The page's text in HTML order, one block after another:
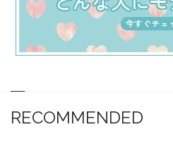
RECOMMENDED